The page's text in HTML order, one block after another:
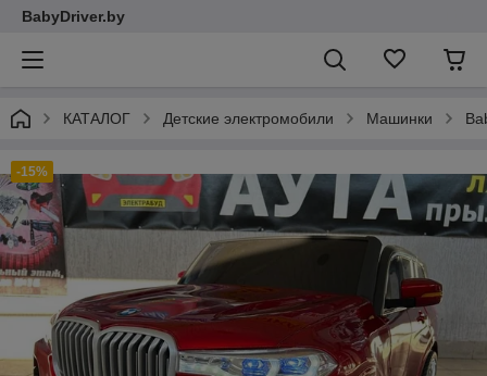
BabyDriver.by
КАТАЛОГ Детские электромобили Машинки
-15%